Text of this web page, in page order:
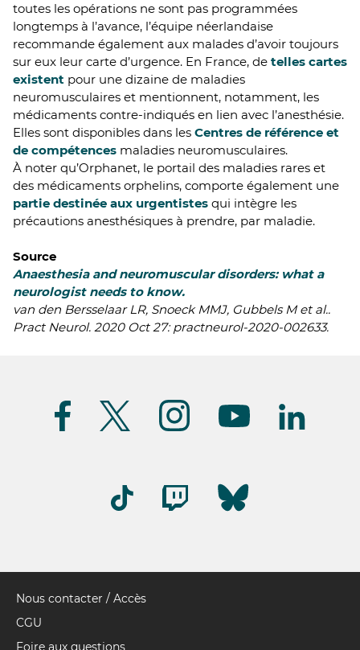
toutes les opérations ne sont pas programmées
longtemps à l’avance, l’équipe néerlandaise
recommande également aux malades d’avoir toujours
sur eux leur carte d’urgence. En France, de telles cartes
existent pour une dizaine de maladies
neuromusculaires et mentionnent, notamment, les
médicaments contre-indiqués en lien avec l’anesthésie.
Elles sont disponibles dans les Centres de référence et
de compétences maladies neuromusculaires.
À noter qu’Orphanet, le portail des maladies rares et
des médicaments orphelins, comporte également une
partie destinée aux urgentistes qui intègre les
précautions anesthésiques à prendre, par maladie.
Source
Anaesthesia and neuromuscular disorders: what a
neurologist needs to know.
van den Bersselaar LR, Snoeck MMJ, Gubbels M et al..
Pract Neurol. 2020 Oct 27: practneurol-2020-002633.
Pied
de
Nous contacter / Accès
CGU
Foire aux questions